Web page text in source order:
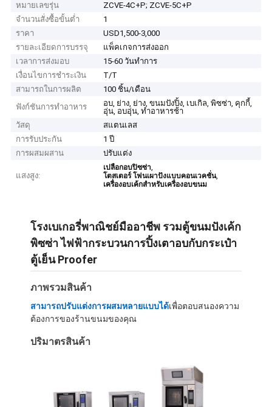
หมายเลขรุ่น
ZCVE-4C+P; ZCVE-5C+P
จำนวนสั่งซื้อขั้นต่ำ
1
ราคา
USD1,500-3,000
รายละเอียดการบรรจุ
แพ็คเกจการส่งออก
เวลาการส่งมอบ
15-60 วันทำการ
เงื่อนไขการชำระเงิน
T/T
สามารถในการผลิต
100 ชิ้น/เดือน
ฟังก์ชันการทำอาหาร
อบ, ย่าง, ย่าง, ขนมปังปิ้ง, เบเกิล, พิซซ่า, คุกกี้,
อุ่น, อบอุ่น, ทำอาหารช้า
วัสดุ
สแตนเลส
การรับประกัน
1 ปี
การผสมผสาน
ปรับแต่ง
แสงสูง:
เปลือกอบปิซซ่า,
โตสเตอร์ โฟนเผาปังแบบคอนเวคชั่น,
เครื่องอบเค้กสําหรับเครื่องอบขนม
โรงเบเกอรี่พาณิชย์มืออาชีพ รวมตู้ขนมปังเค้ก
พิซซ่า ไฟฟ้ากระบวนการปิ้งเตาอบกับกระเป๋า
ตู้เย็น Proofer
ภาพรวมสินค้า
สามารถปรับแต่งการผสมหลายแบบได้เพื่อตอบสนองความ
ต้องการของร้านขนมของคุณ
ปริมาตรสินค้า